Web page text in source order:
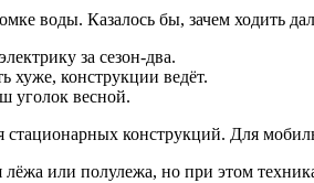
воды. Казалось бы, зачем ходить
за сезон-два.
хуже, конструкции ведёт.
уголок весной.
стационарных конструкций. Для
или полулежа, но при этом